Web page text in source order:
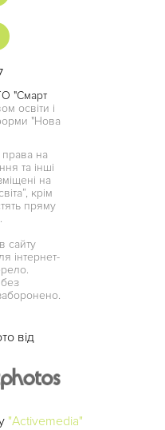
"Смарт
освіти і
"Нова
на
та інші
на
крім
пряму
сайту
інтернет-
від
"Activemedia"